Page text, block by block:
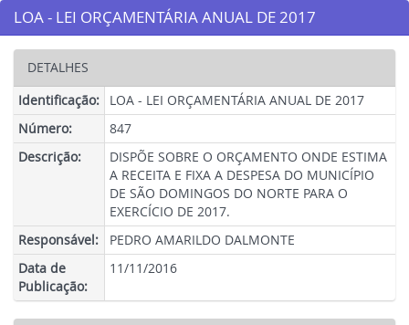
LOA - LEI ORÇAMENTÁRIA ANUAL DE 2017
DETALHES
Identificação:
LOA - LEI ORÇAMENTÁRIA ANUAL DE 2017
Número:
847
Descrição:
DISPÕE SOBRE O ORÇAMENTO ONDE ESTIMA
A RECEITA E FIXA A DESPESA DO MUNICÍPIO
DE SÃO DOMINGOS DO NORTE PARA O
EXERCÍCIO DE 2017.
Responsável:
PEDRO AMARILDO DALMONTE
Data de
Publicação:
11/11/2016